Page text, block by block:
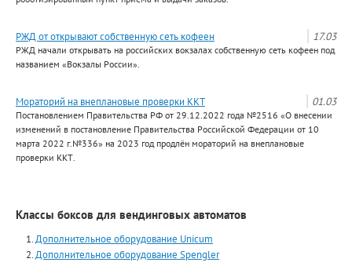
17.03
РЖД от открывают собственную сеть кофеен
РЖД начали открывать на российских вокзалах собственную сеть кофеен под
названием «Вокзалы России».
01.03
Мораторий на внеплановые проверки ККТ
Постановлением Правительства РФ от 29.12.2022 года №2516 «О внесении
изменений в постановление Правительства Российской Федерации от 10
марта 2022 г.№336» на 2023 год продлён мораторий на внеплановые
проверки ККТ.
Классы боксов для вендинговых автоматов
Дополнительное оборудование Unicum
Дополнительное оборудование Spengler